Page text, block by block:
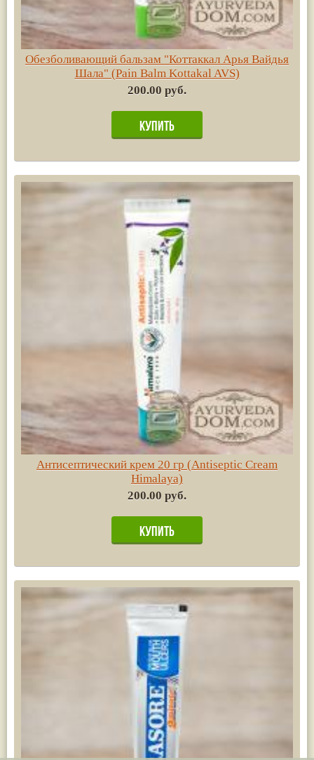
Обезболивающий бальзам "Коттаккал Арья Вайдья
Шала" (Pain Balm Kottakal AVS)
200.00 руб.
Антисептический крем 20 гр (Antiseptic Cream
Himalaya)
200.00 руб.